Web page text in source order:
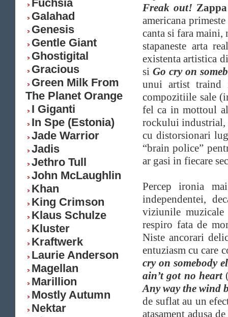
Fuchsia
Galahad
Genesis
Gentle Giant
Ghostigital
Gracious
Green Milk From
The Planet Orange
I Giganti
In Spe (Estonia)
Jade Warrior
Jadis
Jethro Tull
John McLaughlin
Khan
King Crimson
Klaus Schulze
Kluster
Kraftwerk
Laurie Anderson
Magellan
Marillion
Mostly Autumn
Nektar
Freak out! Zappa
americana
canta si fara maini,
stapaneste arta
existenta artistica
si Go cry on
unui artist traind
compozitiile sale
fel ca in mottoul
rockului
cu distorsionari
“brain police”
ar gasi in fiecare
Percep ironia
independentei,
viziunile
respiro fata de
Niste ancorari
entuziasm cu care
cry on somebody
ain’t got no heart
Any way the wind
de suflat au un
atasament adusa de